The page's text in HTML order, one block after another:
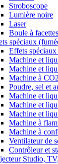
Stroboscope
Lumière noire
Laser
Boule à facettes
spéciaux
Effets
Machine et
Machine et
Machine à CO2
Poudre, sel et
Machine et
Machine et
Machine et
Machine à
Machine à
Ventilateur de
Contrôleur et
Studio,